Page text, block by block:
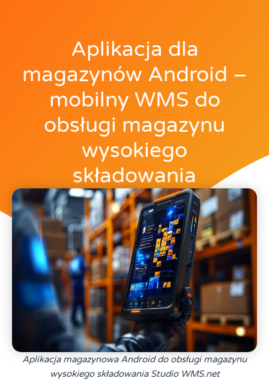
Aplikacja dla
magazynów Android –
mobilny WMS do
obsługi magazynu
wysokiego
składowania
Aplikacja magazynowa Android do obsługi magazynu
wysokiego składowania Studio WMS.net